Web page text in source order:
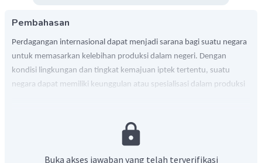
Pembahasan
Perdagangan internasional dapat menjadi sarana bagi suatu negara
untuk memasarkan kelebihan produksi dalam negeri. Dengan
kondisi lingkungan dan tingkat kemajuan iptek tertentu, suatu
negara dapat memiliki keunggulan atau spesialisasi dalam produksi
internasional. Contoh dalam soal adalah ketersediaan sumber daya
alam di Indonesia yang melimpah mendorong banyaknya hasil
Buka akses jawaban yang telah terverifikasi